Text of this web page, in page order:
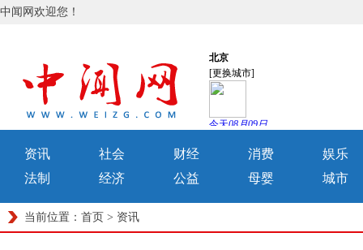
中闻网欢迎您！
资讯 社会 财经 消费
娱乐
法制
经济 公益 母婴 城市
当前位置： 首页 > 资讯